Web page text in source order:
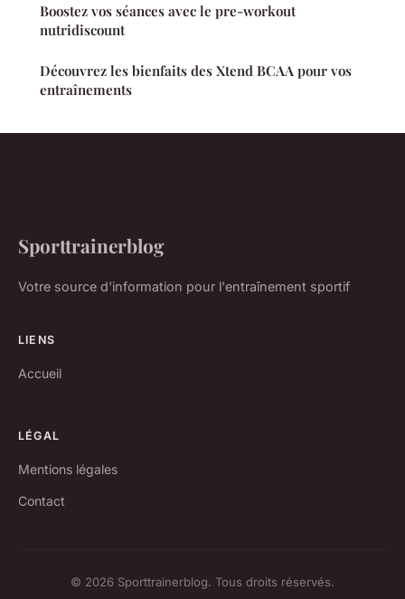
Boostez vos séances avec le pre-workout
nutridiscount
Découvrez les bienfaits des Xtend BCAA pour vos
entraînements
Sporttrainerblog
Votre source d'information pour l'entraînement sportif
LIENS
Accueil
LÉGAL
Mentions légales
Contact
© 2026 Sporttrainerblog. Tous droits réservés.